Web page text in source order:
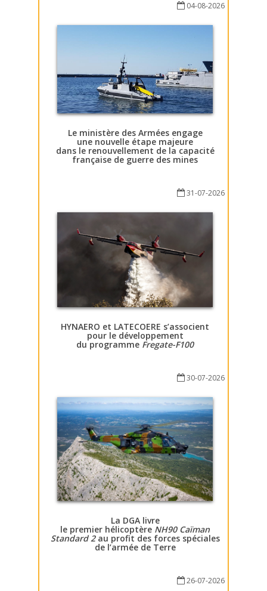
04-08-2026
Le ministère des Armées engage
une nouvelle étape majeure
dans le renouvellement de la capacité
française de guerre des mines
31-07-2026
HYNAERO et LATECOERE s’associent
pour le développement
du programme Fregate-F100
30-07-2026
La DGA livre
le premier hélicoptère NH90 Caïman
Standard 2au profit des forces spéciales
de l’armée de Terre
26-07-2026